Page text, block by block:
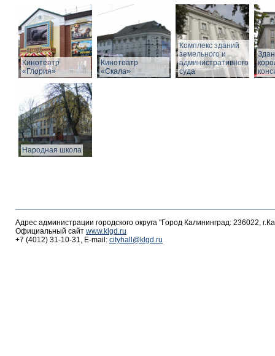
Кинотеатр
«Глория»
Кинотеатр
«Скала»
Комплекс зданий
земельного и
административного
суда
Народная школа
Адрес администрации городского округа "Город Калининград: 236022,
Официальный сайт www.klgd.ru
+7 (4012) 31-10-31, E-mail: cityhall@klgd.ru